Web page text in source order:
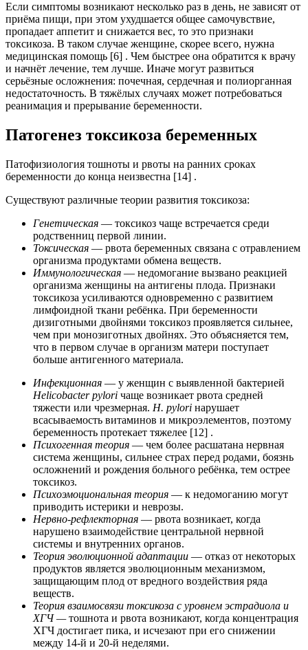
Если симптомы возникают несколько раз в день, не зависят от
приёма пищи, при этом ухудшается общее самочувствие,
пропадает аппетит и снижается вес, то это признаки
токсикоза. В таком случае женщине, скорее всего, нужна
медицинская помощь [6] . Чем быстрее она обратится к врачу
и начнёт лечение, тем лучше. Иначе могут развиться
серьёзные осложнения: почечная, сердечная и полиорганная
недостаточность. В тяжёлых случаях может потребоваться
реанимация и прерывание беременности.
Патогенез токсикоза беременных
Патофизиология тошноты и рвоты на ранних сроках
беременности до конца неизвестна [14] .
Существуют различные теории развития токсикоза:
Генетическая — токсикоз чаще встречается среди
родственниц первой линии.
Токсическая — рвота беременных связана с отравлением
организма продуктами обмена веществ.
Иммунологическая — недомогание вызвано реакцией
организма женщины на антигены плода. Признаки
токсикоза усиливаются одновременно с развитием
лимфоидной ткани ребёнка. При беременности
дизиготными двойнями токсикоз проявляется сильнее,
чем при монозиготных двойнях. Это объясняется тем,
что в первом случае в организм матери поступает
больше антигенного материала.
Инфекционная — у женщин с выявленной бактерией
Helicobacter pylori чаще возникает рвота средней
тяжести или чрезмерная. H. pylori нарушает
всасываемость витаминов и микроэлементов, поэтому
беременность протекает тяжелее [12] .
Психогенная теория — чем более расшатана нервная
система женщины, сильнее страх перед родами, боязнь
осложнений и рождения больного ребёнка, тем острее
токсикоз.
Психоэмоциональная теория — к недомоганию могут
приводить истерики и неврозы.
Нервно-рефлекторная — рвота возникает, когда
нарушено взаимодействие центральной нервной
системы и внутренних органов.
Теория эволюционной адаптации — отказ от некоторых
продуктов является эволюционным механизмом,
защищающим плод от вредного воздействия ряда
веществ.
Теория взаимосвязи токсикоза с уровнем эстрадиола и
ХГЧ —тошнота и рвота возникают, когда концентрация
ХГЧ достигает пика, и исчезают при его снижении
между 14-й и 20-й неделями.